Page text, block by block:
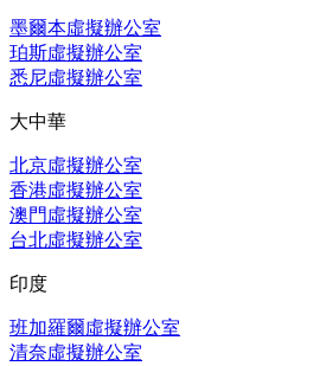
墨爾本虛擬辦公室
珀斯虛擬辦公室
悉尼虛擬辦公室
大中華
北京虛擬辦公室
香港虛擬辦公室
澳門虛擬辦公室
台北虛擬辦公室
印度
班加羅爾虛擬辦公室
清奈虛擬辦公室